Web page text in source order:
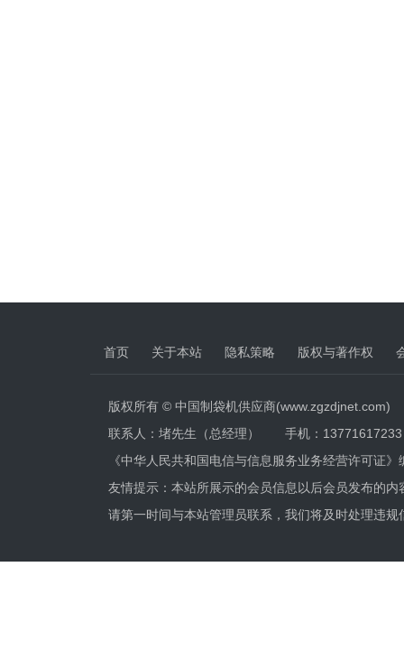
首页 关于本站 隐私策略 版权与著作权
版权所有 © 中国制袋机供应商(www.zgzdjnet.com)
联系人：堵先生（总经理） 手机：
《中华人民共和国电信与信息服务业务经营许可证》
友情提示：本站所展示的会员信息以后会员发布的
请第一时间与本站管理员联系，我们将及时处理违